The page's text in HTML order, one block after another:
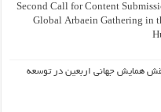
Second Call for Content
Global Arbaein Gathering in
همایش جهانی اربعین در توسعه